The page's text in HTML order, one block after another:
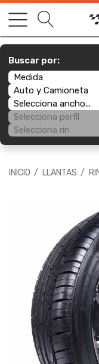
Buscar por:
INICIO LLANTAS